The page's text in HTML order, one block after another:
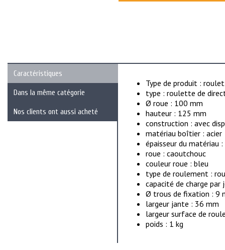
Caractéristiques
Dans la même catégorie
Nos clients ont aussi acheté
Type de produit :
type : roulette de
Ø roue : 100 mm
hauteur : 125 mm
construction : avec
matériau boîtier : acier
épaisseur du matériau
roue : caoutchouc
couleur roue : bleu
type de roulement :
capacité de charge par
Ø trous de fixation : 9
largeur jante : 36 mm
largeur surface de
poids : 1 kg